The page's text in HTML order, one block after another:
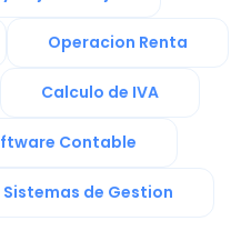
Operacion Renta
Calculo de IVA
Contable
Sistemas de Gestion